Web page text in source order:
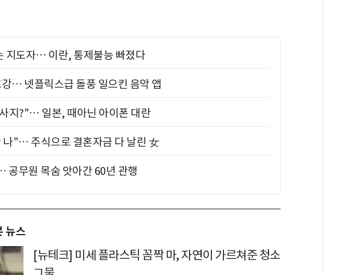
지도자… 이란, 통제불능 빠졌다
… 넷플릭스급 돌풍 일으킨 음악 앱
지?"… 일본, 때아닌 아이폰 대란
나"… 주식으로 결혼자금 다 날린 女
공무원 목숨 앗아간 60년 관행
뉴스
[뉴테크] 미세 플라스틱 꼼짝 마, 자연이 가르쳐준 청소